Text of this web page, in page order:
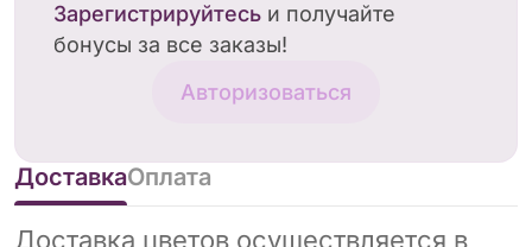
Зарегистрируйтесь и получайте
бонусы за все заказы!
Авторизоваться
ДоставкаОплата
Доставка цветов осуществляется в